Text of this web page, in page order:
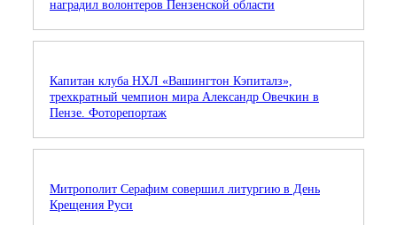
наградил волонтеров Пензенской области
Капитан клуба НХЛ «Вашингтон Кэпиталз»,
трехкратный чемпион мира Александр Овечкин в
Пензе. Фоторепортаж
Митрополит Серафим совершил литургию в День
Крещения Руси